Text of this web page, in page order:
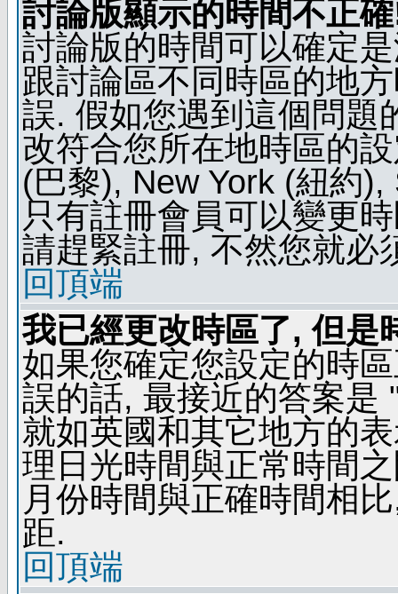
討論版顯示的時間不正
討論版的時間可以確定
跟討論區不同時區的地
誤. 假如您遇到這個問題
改符合您所在地時區的
(巴黎), New York (紐約
只有註冊會員可以變更
請趕緊註冊, 不然您就必
回頂端
我已經更改時區了, 但是
如果您確定您設定的時
誤的話, 最接近的答案是
就如英國和其它地方的
理日光時間與正常時間
月份時間與正確時間相
距.
回頂端